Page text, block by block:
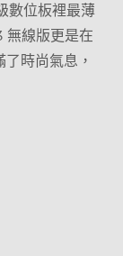
數位板裡最薄
無線版更是在
時尚氣息，